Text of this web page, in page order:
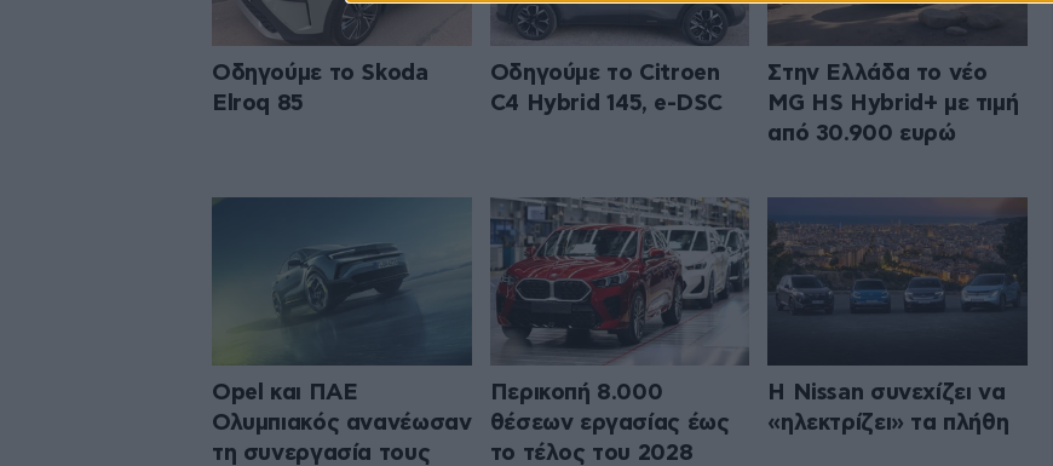
Οδηγούμε το Skoda
Elroq 85
Οδηγούμε το Citroen
C4 Hybrid 145, e-DSC
Στην Ελλάδα το νέο
MG HS Hybrid+ με τιμή
από 30.900 ευρώ
Opel και ΠΑΕ
Ολυμπιακός ανανέωσαν
τη συνεργασία τους
Περικοπή 8.000
θέσεων εργασίας έως
το τέλος του 2028
Η Nissan συνεχίζει να
«ηλεκτρίζει» τα πλήθη